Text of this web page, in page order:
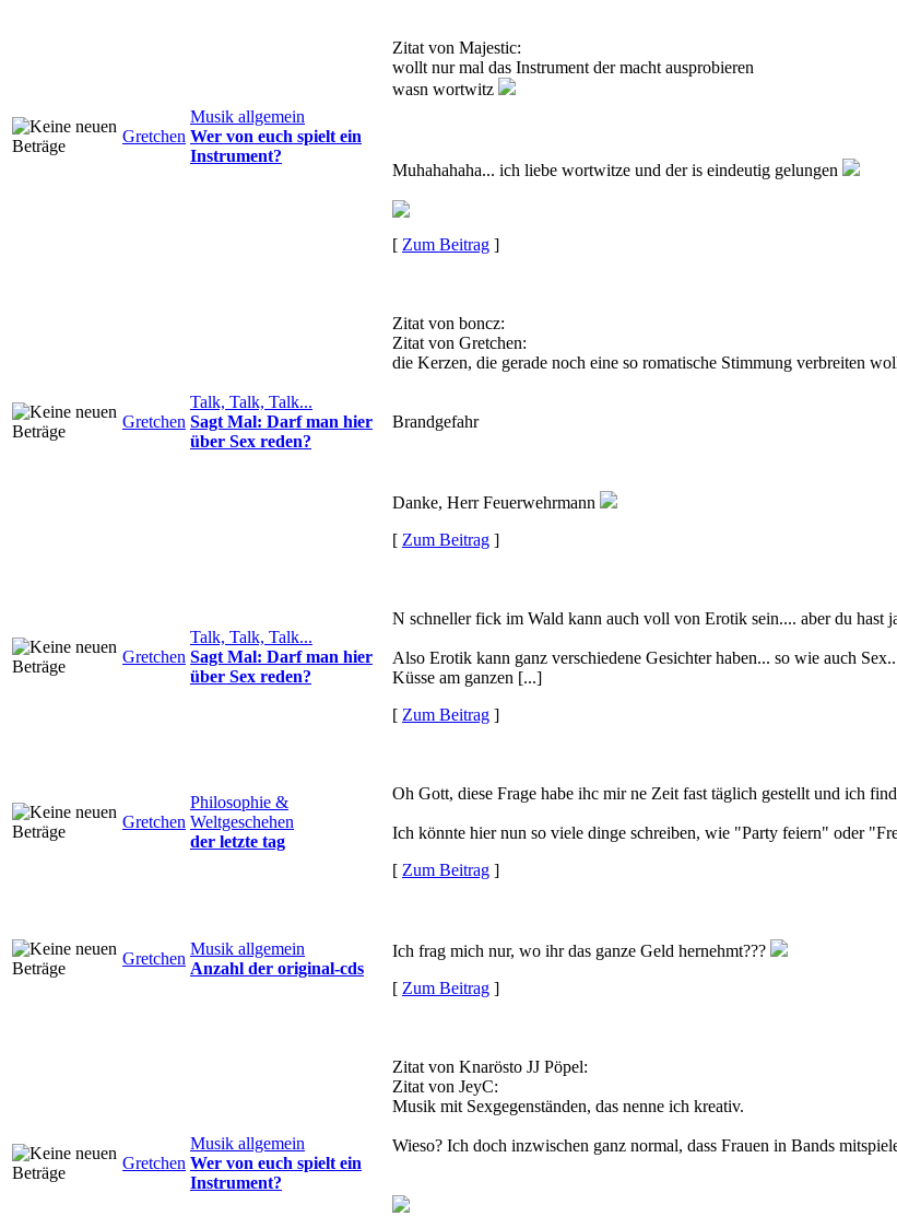
Gretchen
Musik allgemein
Wer von euch spielt ein
Instrument?
Zitat von Majestic:
wollt nur mal das Instrument der macht ausprobieren
wasn wortwitz
Muhahahaha... ich liebe wortwitze und der is eindeutig gelungen
[ Zum Beitrag ]
Gretchen
Talk, Talk, Talk...
Sagt Mal: Darf man hier
über Sex reden?
Zitat von boncz:
Zitat von Gretchen:
die Kerzen, die gerade noch eine so romatische Stimmung verbreiten
Brandgefahr
Danke, Herr Feuerwehrmann
[ Zum Beitrag ]
Gretchen
Talk, Talk, Talk...
Sagt Mal: Darf man hier
über Sex reden?
N schneller fick im Wald kann auch voll von Erotik sein.... aber du hast
Also Erotik kann ganz verschiedene Gesichter haben... so wie auch
Küsse am ganzen [...]
[ Zum Beitrag ]
Gretchen
Philosophie &
Weltgeschehen
der letzte tag
Oh Gott, diese Frage habe ihc mir ne Zeit fast täglich gestellt und ich
Ich könnte hier nun so viele dinge schreiben, wie "Party feiern" oder
[ Zum Beitrag ]
Gretchen
Musik allgemein
Anzahl der original-cds
Ich frag mich nur, wo ihr das ganze Geld hernehmt???
[ Zum Beitrag ]
Gretchen
Musik allgemein
Wer von euch spielt ein
Instrument?
Zitat von Knarösto JJ Pöpel:
Zitat von JeyC:
Musik mit Sexgegenständen, das nenne ich kreativ.
Wieso? Ich doch inzwischen ganz normal, dass Frauen in Bands